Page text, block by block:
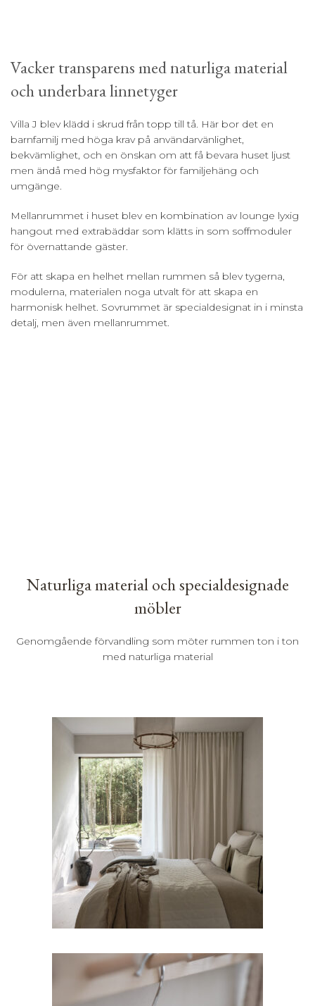
Vacker transparens med naturliga material
och underbara linnetyger
Villa J blev klädd i skrud från topp till tå. Här bor det en
barnfamilj med höga krav på användarvänlighet,
bekvämlighet, och en önskan om att få bevara huset ljust
men ändå med hög mysfaktor för familjehäng och
umgänge.
Mellanrummet i huset blev en kombination av lounge lyxig
hangout med extrabäddar som klätts in som soffmoduler
för övernattande gäster.
För att skapa en helhet mellan rummen så blev tygerna,
modulerna, materialen noga utvalt för att skapa en
harmonisk helhet. Sovrummet är specialdesignat in i minsta
detalj, men även mellanrummet.
Naturliga material och specialdesignade
möbler
Genomgående förvandling som möter rummen ton i ton
med naturliga material